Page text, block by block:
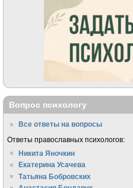
Вопрос психологу
Все ответы на вопросы
Ответы православных психологов:
Никита Яночкин
Екатерина Усачева
Татьяна Бобровских